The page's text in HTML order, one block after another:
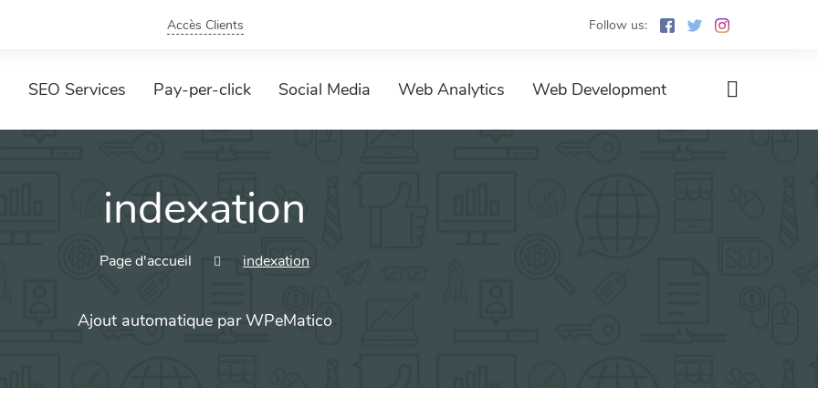
Accès Clients Follow us:
SEO Services Pay-per-click Social Media Web Analytics Web Development
indexation
Page d'accueil indexation
Ajout automatique par WPeMatico